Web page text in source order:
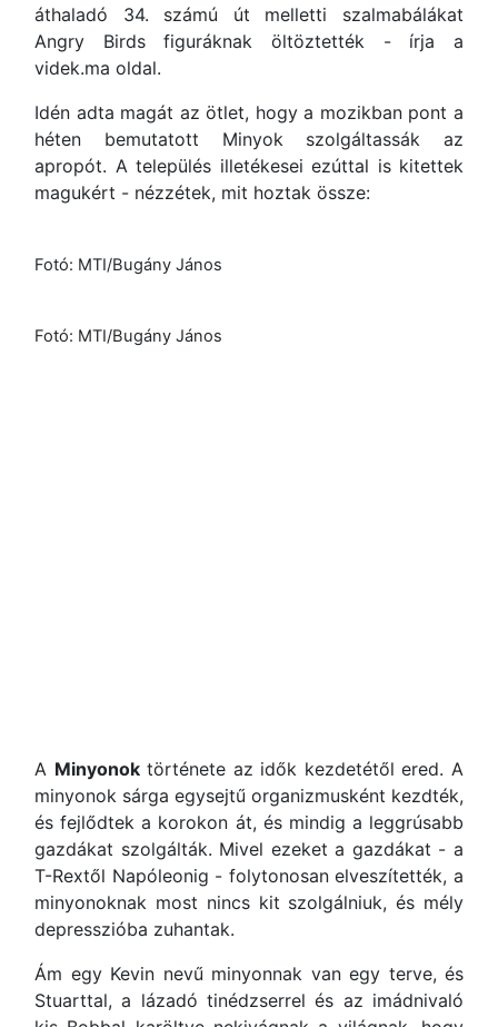
áthaladó 34. számú út melletti szalmabálákat
Angry Birds figuráknak öltöztették - írja a
videk.ma oldal.
Idén adta magát az ötlet, hogy a mozikban pont a
héten bemutatott Minyok szolgáltassák az
apropót. A település illetékesei ezúttal is kitettek
magukért - nézzétek, mit hoztak össze:
Fotó: MTI/Bugány János
Fotó: MTI/Bugány János
A Minyonoktörténete az idők kezdetétől ered. A
minyonok sárga egysejtű organizmusként kezdték,
és fejlődtek a korokon át, és mindig a leggrúsabb
gazdákat szolgálták. Mivel ezeket a gazdákat - a
T-Rextől Napóleonig - folytonosan elveszítették, a
minyonoknak most nincs kit szolgálniuk, és mély
depresszióba zuhantak.
Ám egy Kevin nevű minyonnak van egy terve, és
Stuarttal, a lázadó tinédzserrel és az imádnivaló